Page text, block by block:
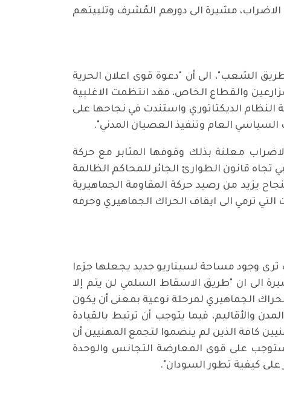
مشاركة الكوادر الصحفية في الاضراب، مشيرة الى دورهم المُشرف وتلبيتهم
الشعب"، الى أن "دعوة قوى اعلان الحرية
والقطاع الخاص، فقد انتظمت الاغلبية
النظام الديكتاتوري واستندت في نجاحها على
السياسي العام وتنفيذ العصيان المدني".
معلنة بذلك وقوفها المثابر مع حركة
تجاه قانون الطوارئ الجائر للمحاكم الظالمة
يزيد من رصيد حركة المقاومة الجماهيرية
ترمي الى ايقاف الحراك الجماهيري وحرفه
وجود مساحة لسيناريو جديد يجعلها جزءا
الى ان "طريق الاسقاط السلمي لن يتم إلا
الجماهيري لمرحلة نوعية بمعنى أن يكون
والأقاليم، فيما يتوجب أن ترتبط بالقيادة
كافة الذين لم ينضموا لتجمع المهنيين أن
على قوى المعارضة التجانس والوحدة
على كيفية تطور السودان".